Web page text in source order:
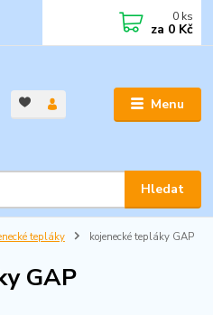
Menu
Hledat
0 ks
za 0 Kč
tepláky kojenecké tepláky GAP
GAP